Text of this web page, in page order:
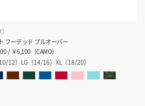
フーデッド プルオーバー
/ ￥6,100（CAMO）
12）LG（14/16）XL（18/20）